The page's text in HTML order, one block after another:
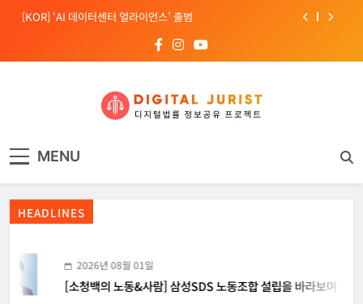
Skip
[EU] 틱톡의 아동 보호 미흡 관련 예비 조사결과 발표
[소청백의 노동&사람] 삼성SDS 노동조합 설립을 바라보며
[Russia] 텔레그램 설립자 파벨 두로프 기소
[EU] 틱톡의 아동 보호 미흡 관련 예비 조사결과 발표
MENU
HEADLINES
2026년 08월 01일
[소청백의 노동&사람] 삼성SDS 노동조합 설립을 바라보며